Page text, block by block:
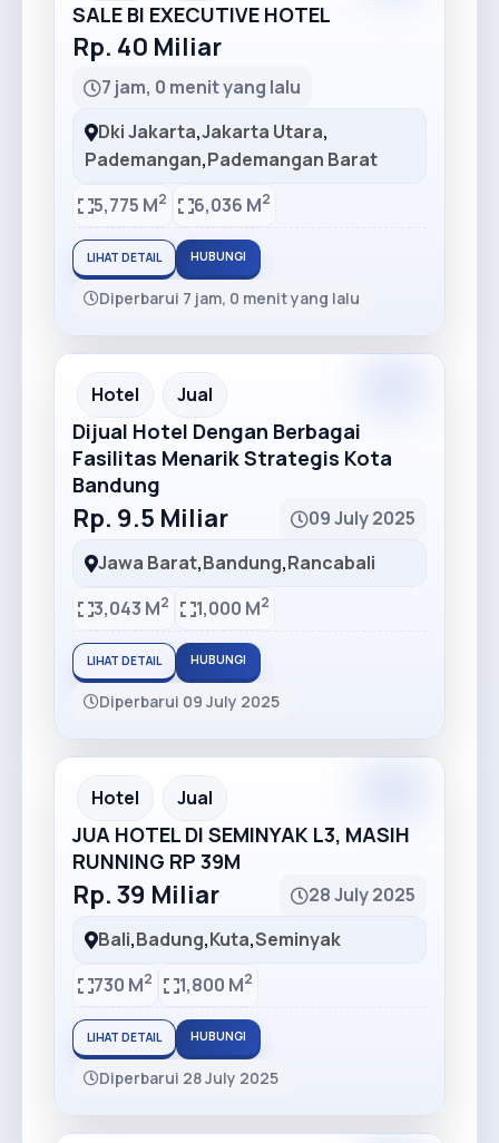
SALE BI EXECUTIVE HOTEL
Rp. 40 Miliar
7 jam, 0 menit yang lalu
Dki Jakarta,Jakarta Utara,
Pademangan,Pademangan Barat
5,775 M2 6,036 M2
LIHAT DETAIL HUBUNGI
Diperbarui 7 jam, 0 menit yang lalu
Recommended
Hotel Jual
Dijual Hotel Dengan Berbagai
Fasilitas Menarik Strategis Kota
Bandung
Rp. 9.5 Miliar
09 July 2025
Jawa Barat,Bandung,Rancabali
3,043 M2 1,000 M2
LIHAT DETAIL HUBUNGI
Diperbarui 09 July 2025
Recommended
Hotel Jual
JUA HOTEL DI SEMINYAK L3, MASIH
RUNNING RP 39M
Rp. 39 Miliar
28 July 2025
Bali,Badung,Kuta,Seminyak
730 M2 1,800 M2
LIHAT DETAIL HUBUNGI
Diperbarui 28 July 2025